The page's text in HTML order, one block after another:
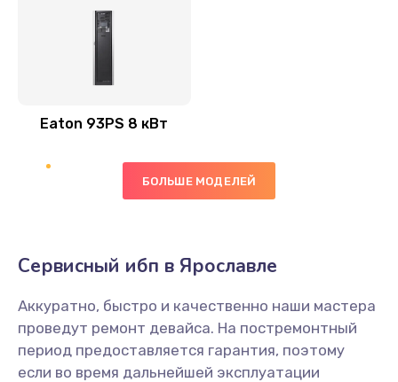
Eaton 93PS 8 кВт
БОЛЬШЕ МОДЕЛЕЙ
Сервисный ибп в Ярославле
Аккуратно, быстро и качественно наши мастера
проведут ремонт девайса. На постремонтный
период предоставляется гарантия, поэтому
если во время дальнейшей эксплуатации